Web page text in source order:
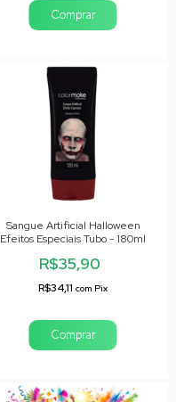
Sangue Artificial Halloween
Efeitos Especiais Tubo - 180ml
R$35,90
R$34,11com Pix